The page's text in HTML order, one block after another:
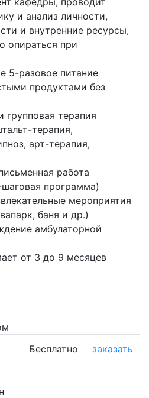
и анализ личности,
и внутренние ресурсы,
опираться при
5-разовое питание
продуктами без
групповая терапия
терапия,
арт-терапия,
работа
программа)
мероприятия
баня и др.)
амбулаторной
от 3 до 9 месяцев
Бесплатно заказать